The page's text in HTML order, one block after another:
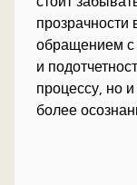
обращением с
и
процессу, но
более